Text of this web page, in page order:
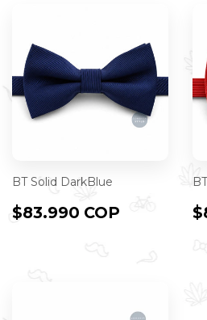
BT Solid DarkBlue
PRECIO
$83.990 COP $83.990